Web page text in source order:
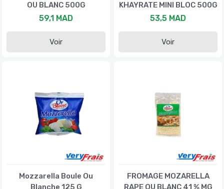
OU BLANC 500G
59,1 MAD
Voir
KHAYRATE MINI BLOC 500G
53,5 MAD
Voir
Mozzarella Boule Ou
Blanche 125 G
FROMAGE MOZARELLA
RAPE OU BLANC 41 % MG